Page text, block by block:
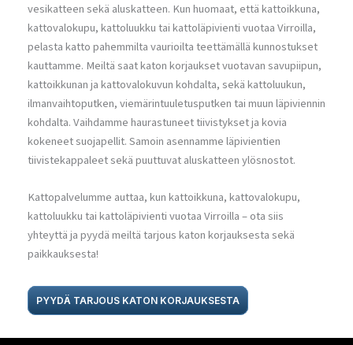
vesikatteen sekä aluskatteen. Kun huomaat, että kattoikkuna,
kattovalokupu, kattoluukku tai kattoläpivienti vuotaa Virroilla,
pelasta katto pahemmilta vaurioilta teettämällä kunnostukset
kauttamme. Meiltä saat katon korjaukset vuotavan savupiipun,
kattoikkunan ja kattovalokuvun kohdalta, sekä kattoluukun,
ilmanvaihtoputken, viemärintuuletusputken tai muun läpiviennin
kohdalta. Vaihdamme haurastuneet tiivistykset ja kovia
kokeneet suojapellit. Samoin asennamme läpivientien
tiivistekappaleet sekä puuttuvat aluskatteen ylösnostot.
Kattopalvelumme auttaa, kun kattoikkuna, kattovalokupu,
kattoluukku tai kattoläpivienti vuotaa Virroilla – ota siis
yhteyttä ja pyydä meiltä tarjous katon korjauksesta sekä
paikkauksesta!
PYYDÄ TARJOUS KATON KORJAUKSESTA